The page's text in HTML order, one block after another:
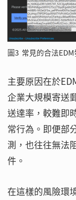
圖3 常見的合法
主要原因在於
企業大規模寄送
送達率，較難即
常行為。即便部
測，也往往無法
件。
在這樣的風險環